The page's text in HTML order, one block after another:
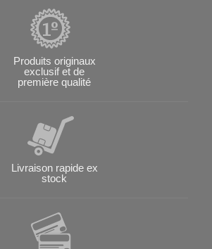
Produits originaux
exclusif et de
première qualité
Livraison rapide ex
stock